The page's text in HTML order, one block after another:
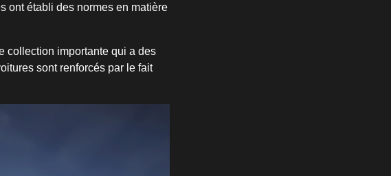
ont établi des normes en matière
collection importante qui a des
sont renforcés par le fait